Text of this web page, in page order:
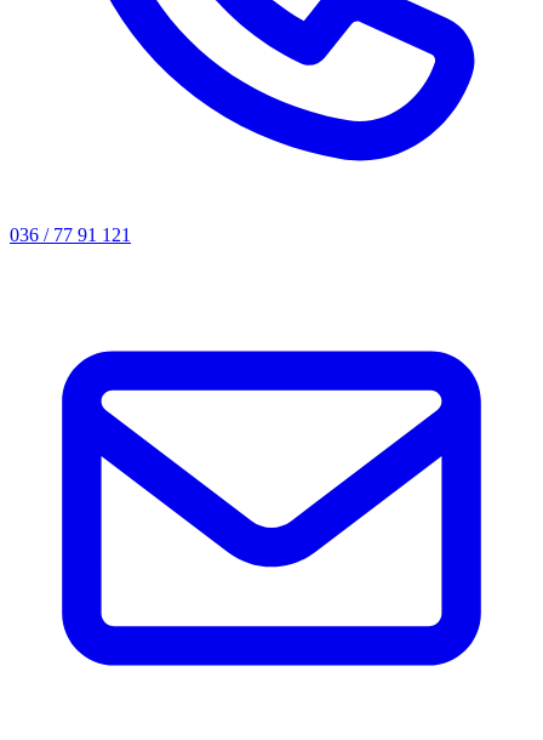
036 / 77 91 121